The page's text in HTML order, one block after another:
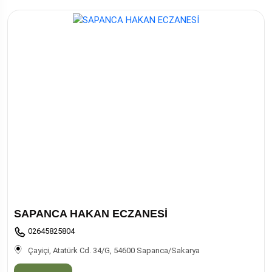
SAPANCA HAKAN ECZANESİ
02645825804
Çayiçi, Atatürk Cd. 34/G, 54600 Sapanca/Sakarya